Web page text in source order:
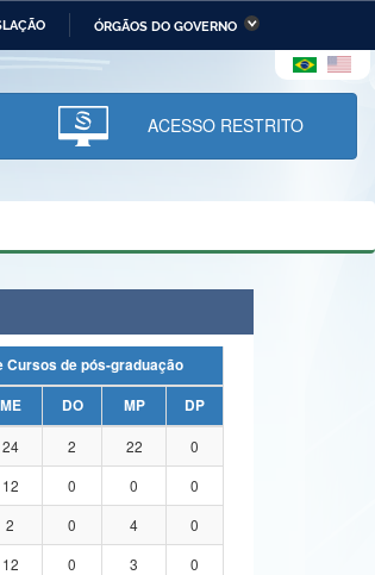
ÓRGÃOS DO GOVERNO
Ministério da Infraestrutura
Ministério da Ciência,
Tecnologia, Inovações e
Comunicações
ACESSO RESTRITO
Cursos de pós-graduação
ME DO MP
DP
24 2 22
0
12 0 0
0
2 0 4
0
12 0 3
0